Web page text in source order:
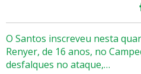
O Santos inscreveu nesta
Renyer, de 16 anos, no
desfalques no ataque,…